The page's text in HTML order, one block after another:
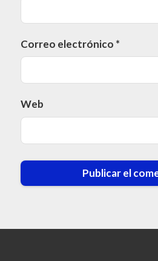
Correo electrónico *
Web